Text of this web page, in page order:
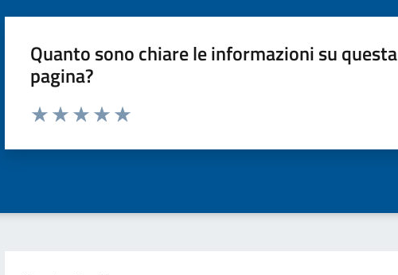
Quanto sono chiare le informazioni su questa
pagina?
Valuta da 1 a 5 stelle la pagina